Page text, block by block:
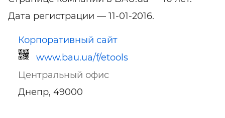
Дата регистрации — 11-01-2016.
Корпоративный сайт
www.bau.ua/f/etools
Центральный офис
Днепр, 49000